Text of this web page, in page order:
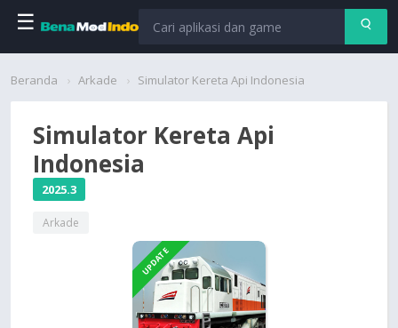
☰
Beranda
Permainan
Cari
Beranda Arkade Simulator Kereta Api Indonesia
Simulator Kereta Api
Indonesia
2025.3
Arkade
UPDATE